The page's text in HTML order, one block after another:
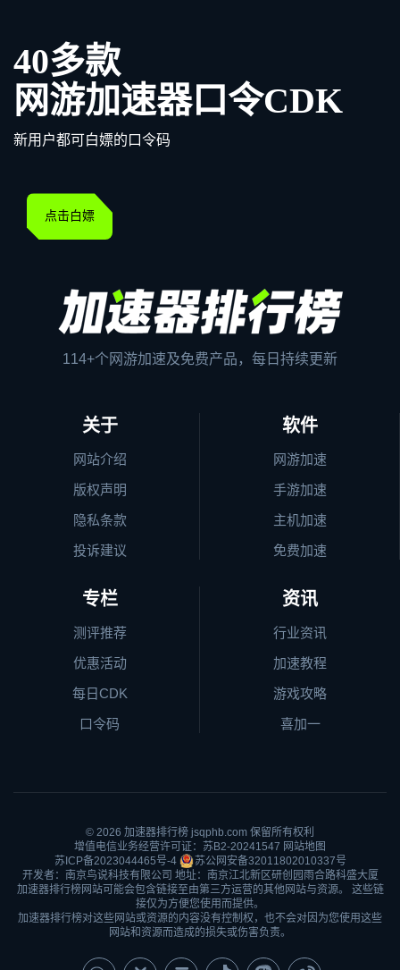
40多款
网游加速器口令CDK
新用户都可白嫖的口令码
点击白嫖
114+个网游加速及免费产品，每日持续更新
关于
网站介绍
版权声明
隐私条款
投诉建议
软件
网游加速
手游加速
主机加速
免费加速
专栏
测评推荐
优惠活动
每日CDK
口令码
资讯
行业资讯
加速教程
游戏攻略
喜加一
© 2026 加速器排行榜 jsqphb.com 保留所有权利
增值电信业务经营许可证：苏B2-20241547 网站地图
苏ICP备2023044465号-4
苏公网安备32011802010337号
开发者：南京鸟说科技有限公司 地址：南京江北新区研创园雨合路科盛大厦
加速器排行榜网站可能会包含链接至由第三方运营的其他网站与资源。 这些链
接仅为方便您使用而提供。
加速器排行榜对这些网站或资源的内容没有控制权，也不会对因为您使用这些
网站和资源而造成的损失或伤害负责。